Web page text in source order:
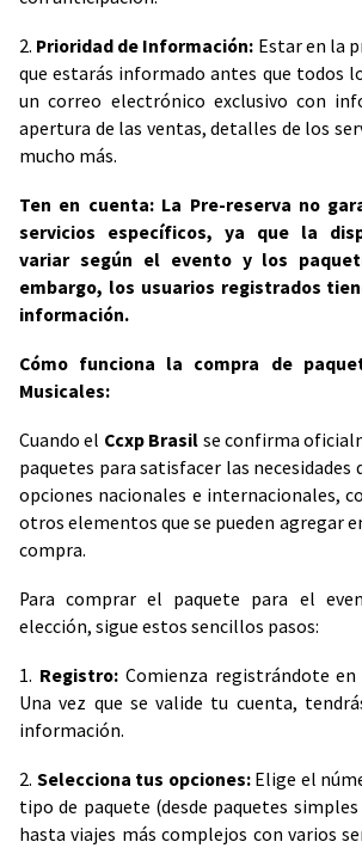
2. Prioridad de Información: Estar en la
que estarás informado antes que todos
un correo electrónico exclusivo con
apertura de las ventas, detalles de los
mucho más.
Ten en cuenta: La Pre-reserva no
servicios específicos, ya que la
variar según el evento y los
embargo, los usuarios registrados
información.
Cómo funciona la compra de
Musicales:
Cuando el Ccxp Brasil se confirma
paquetes para satisfacer las necesidades
opciones nacionales e internacionales,
otros elementos que se pueden agregar
compra.
Para comprar el paquete para el
elección, sigue estos sencillos pasos:
1. Registro:Comienza registrándote
Una vez que se valide tu cuenta,
información.
2. Selecciona tus opciones:Elige el
tipo de paquete (desde paquetes simples
hasta viajes más complejos con varios